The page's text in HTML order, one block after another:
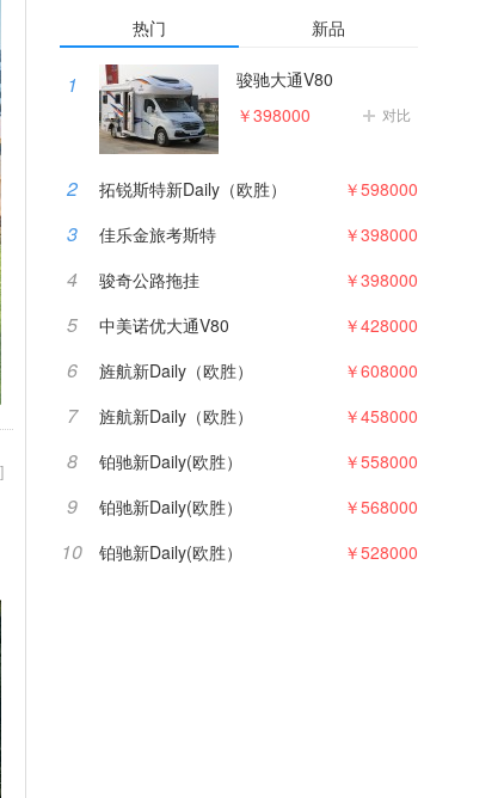
热门 新品
1 骏驰大通V80
对比
￥398000
2 拓锐斯特新Daily（欧胜） ￥598000
3 佳乐金旅考斯特 ￥398000
4 骏奇公路拖挂 ￥398000
5 中美诺优大通V80 ￥428000
6 旌航新Daily（欧胜） ￥608000
7 旌航新Daily（欧胜） ￥458000
8 铂驰新Daily(欧胜） ￥558000
9 铂驰新Daily(欧胜） ￥568000
10 铂驰新Daily(欧胜） ￥528000